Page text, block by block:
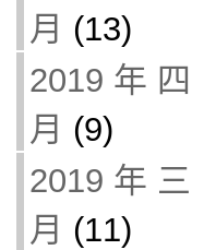
月 (13)
2019 年 四
月 (9)
2019 年 三
月 (11)